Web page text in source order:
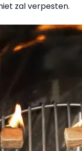
zal verpesten.